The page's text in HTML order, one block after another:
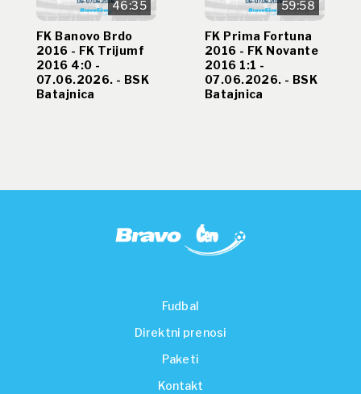
46:35
FK Banovo Brdo
2016 - FK Trijumf
2016 4:0 -
07.06.2026. - BSK
Batajnica
59:58
FK Prima Fortuna
2016 - FK Novante
2016 1:1 -
07.06.2026. - BSK
Batajnica
Fudbal
Direktni prenosi
Paketi
Kontakt